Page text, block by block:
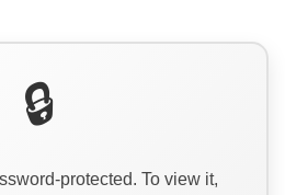
protected. To view it,